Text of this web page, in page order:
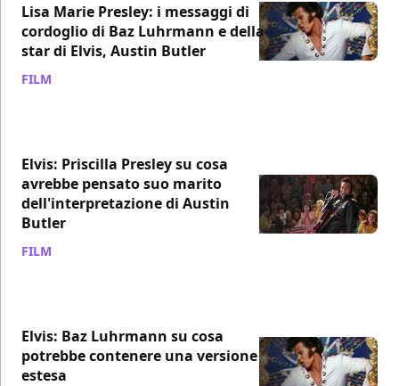
Lisa Marie Presley: i messaggi di
cordoglio di Baz Luhrmann e della
star di Elvis, Austin Butler
FILM
Elvis: Priscilla Presley su cosa
avrebbe pensato suo marito
dell'interpretazione di Austin
Butler
FILM
Elvis: Baz Luhrmann su cosa
potrebbe contenere una versione
estesa